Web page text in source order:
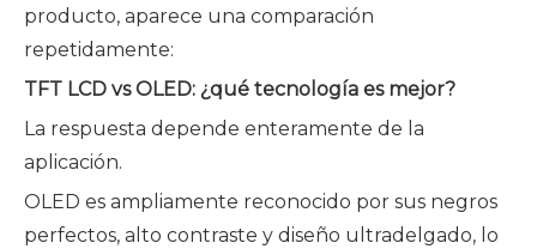
producto, aparece una comparación
repetidamente:
TFT LCD vs OLED: ¿qué tecnología es mejor?
La respuesta depende enteramente de la
aplicación.
OLED es ampliamente reconocido por sus negros
perfectos, alto contraste y diseño ultradelgado, lo